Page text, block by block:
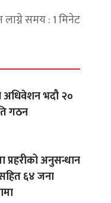
समय : 1 मिनेट
अधिवेशन भदौ २०
गठन
प्रहरीको अनुसन्धान
६४ जना